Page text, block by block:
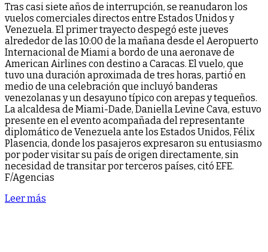
Tras casi siete años de interrupción, se reanudaron los
vuelos comerciales directos entre Estados Unidos y
Venezuela. El primer trayecto despegó este jueves
alrededor de las 10:00 de la mañana desde el Aeropuerto
Internacional de Miami a bordo de una aeronave de
American Airlines con destino a Caracas. El vuelo, que
tuvo una duración aproximada de tres horas, partió en
medio de una celebración que incluyó banderas
venezolanas y un desayuno típico con arepas y tequeños.
La alcaldesa de Miami-Dade, Daniella Levine Cava, estuvo
presente en el evento acompañada del representante
diplomático de Venezuela ante los Estados Unidos, Félix
Plasencia, donde los pasajeros expresaron su entusiasmo
por poder visitar su país de origen directamente, sin
necesidad de transitar por terceros países, citó EFE.
F/Agencias
Leer más